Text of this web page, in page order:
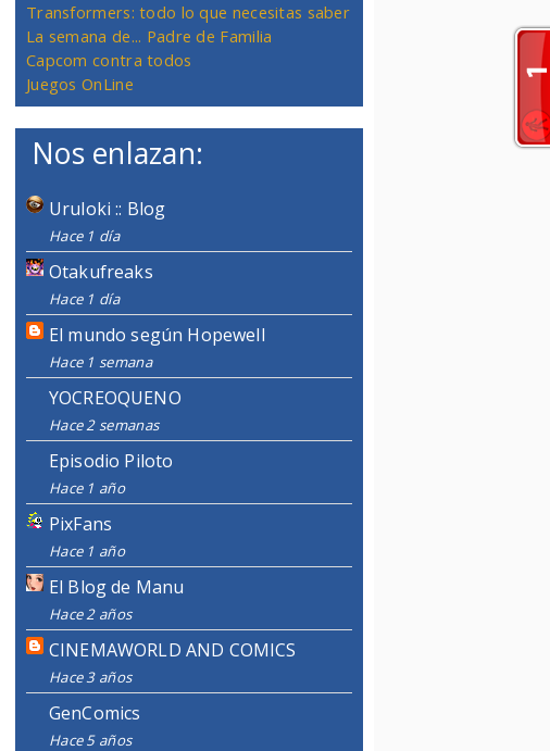
Transformers: todo lo que necesitas saber
La semana de... Padre de Familia
Capcom contra todos
Juegos OnLine
Nos enlazan:
Uruloki :: Blog
Hace 1 día
Otakufreaks
Hace 1 día
El mundo según Hopewell
Hace 1 semana
YOCREOQUENO
Hace 2 semanas
Episodio Piloto
Hace 1 año
PixFans
Hace 1 año
El Blog de Manu
Hace 2 años
CINEMAWORLD AND COMICS
Hace 3 años
GenComics
Hace 5 años